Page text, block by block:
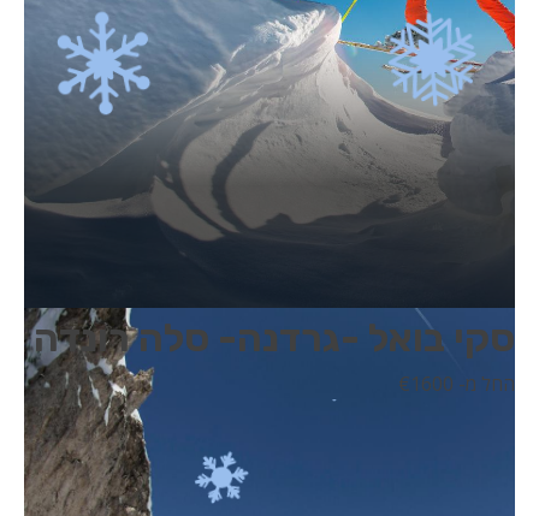
סקי בואל -גרדנה- סלה רונדה
החל מ- 1600 €